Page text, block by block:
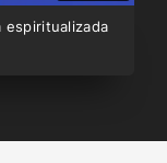
espiritualizada